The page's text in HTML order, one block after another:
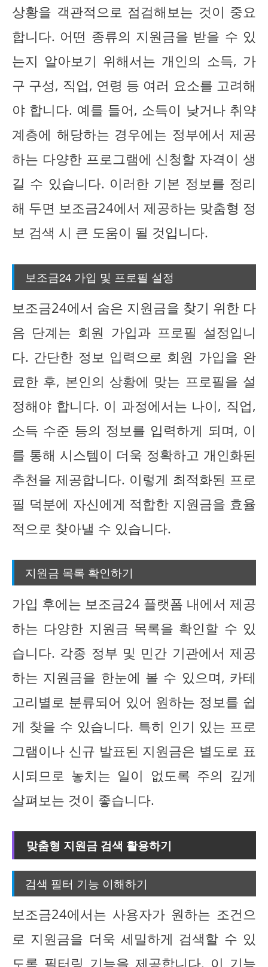
상황을 객관적으로 점검해보는 것이 중요
합니다. 어떤 종류의 지원금을 받을 수 있
는지 알아보기 위해서는 개인의 소득, 가
구 구성, 직업, 연령 등 여러 요소를 고려해
야 합니다. 예를 들어, 소득이 낮거나 취약
계층에 해당하는 경우에는 정부에서 제공
하는 다양한 프로그램에 신청할 자격이 생
길 수 있습니다. 이러한 기본 정보를 정리
해 두면 보조금24에서 제공하는 맞춤형 정
보 검색 시 큰 도움이 될 것입니다.
보조금24 가입 및 프로필 설정
보조금24에서 숨은 지원금을 찾기 위한 다
음 단계는 회원 가입과 프로필 설정입니
다. 간단한 정보 입력으로 회원 가입을 완
료한 후, 본인의 상황에 맞는 프로필을 설
정해야 합니다. 이 과정에서는 나이, 직업,
소득 수준 등의 정보를 입력하게 되며, 이
를 통해 시스템이 더욱 정확하고 개인화된
추천을 제공합니다. 이렇게 최적화된 프로
필 덕분에 자신에게 적합한 지원금을 효율
적으로 찾아낼 수 있습니다.
지원금 목록 확인하기
가입 후에는 보조금24 플랫폼 내에서 제공
하는 다양한 지원금 목록을 확인할 수 있
습니다. 각종 정부 및 민간 기관에서 제공
하는 지원금을 한눈에 볼 수 있으며, 카테
고리별로 분류되어 있어 원하는 정보를 쉽
게 찾을 수 있습니다. 특히 인기 있는 프로
그램이나 신규 발표된 지원금은 별도로 표
시되므로 놓치는 일이 없도록 주의 깊게
살펴보는 것이 좋습니다.
맞춤형 지원금 검색 활용하기
검색 필터 기능 이해하기
보조금24에서는 사용자가 원하는 조건으
로 지원금을 더욱 세밀하게 검색할 수 있
도록 필터링 기능을 제공합니다. 이 기능